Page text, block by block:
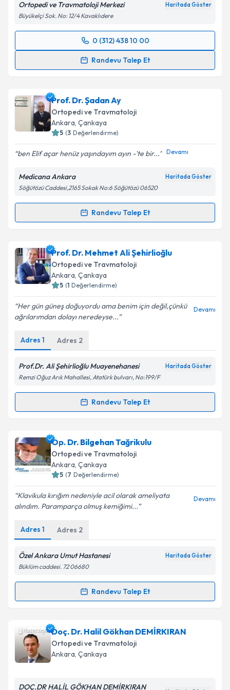
Ortopedi ve Travmatoloji Merkezi Haritada Göster
Büyükelçi Sok. No: 12/4 Kavaklıdere
0 (312) 438 10 00
Randevu Talep Et
Randevu Takvimi Talebi
için bir takvim hazırlandığında e-posta ile
bilgilendireceğiz.
E-posta Adresiniz
Kişisel verilerimin işlenmesine ilişkin
Aydınlatma
Metni'ni okudum ve kişisel verilerimin belirtilen
kapsamda işlenmesini kabul ediyorum.
Prof. Dr. Şadan Ay
Ortopedi ve Travmatoloji
Ankara, Çankaya
5 (3 Değerlendirme)
ben Elif açar henüz yaşındayım ayın -'te bir... Devamı
Medicana Ankara Haritada Göster
Söğütözü Caddesi,2165 Sokak No:6 Söğütözü 06520
Randevu Talep Et
Randevu Takvimi Talebi
Prof. Dr. Şadan Ayiçin randevu takvimi talebi
oluşturun. Size bu uzmandan randevu almanız için bir
takvim hazırlandığında e-posta ile bilgilendireceğiz.
Kişisel verilerimin işlenmesine ilişkin
Metni'ni okudum ve kişisel verilerimin belirtilen
kapsamda işlenmesini kabul ediyorum.
Takvim Talebini Gönder
Prof. Dr. Mehmet Ali Şehirlioğlu
Ortopedi ve Travmatoloji
Ankara, Çankaya
5 (1 Değerlendirme)
Her gün güneş doğuyordu ama benim için değil,çünkü
ağrılarımdan dolayı neredeyse...
Devamı
Adres 1 Adres 2
Prof.Dr. Ali Şehirlioğlu Muayenehanesi Haritada Göster
Remzi Oğuz Arık Mahallesi, Atatürk bulvarı, No:199/F
Randevu Talep Et
Randevu Takvimi Talebi
Prof. Dr. Mehmet Ali Şehirlioğluiçin randevu
takvimi talebi oluşturun. Size bu uzmandan randevu
almanız için bir takvim hazırlandığında e-posta ile
bilgilendireceğiz.
E-posta Adresiniz
Kişisel verilerimin işlenmesine ilişkinAydınlatma
Metni'ni okudum ve kişisel verilerimin belirtilen
kapsamda işlenmesini kabul ediyorum.
Takvim Talebini Gönder
Op. Dr. Bilgehan Tağrikulu
Ortopedi ve Travmatoloji
Ankara, Çankaya
5 (7 Değerlendirme)
Klavikula kırığım nedeniyle acil olarak ameliyata
alındım. Paramparça olmuş kemiğimi...
Devamı
Adres 1 Adres 2
Özel Ankara Umut Hastanesi Haritada Göster
Büklüm caddesi. 72 06680
Randevu Talep Et
Randevu Takvimi Talebi
Op. Dr. Bilgehan Tağrikuluiçin randevu takvimi
talebi oluşturun. Size bu uzmandan randevu almanız
için bir takvim hazırlandığında e-posta ile
bilgilendireceğiz.
E-posta Adresiniz
Doç. Dr. Halil Gökhan DEMİRKIRAN
Ortopedi ve Travmatoloji
Ankara, Çankaya
DOÇ.DR HALİL GÖKHAN DEMİRKIRAN